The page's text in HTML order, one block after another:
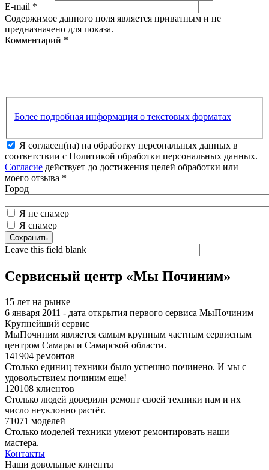
E-mail *
Содержимое данного поля является приватным и не
предназначено для показа.
Комментарий *
Более подробная информация о текстовых форматах
Я согласен(на) на обработку персональных данных в
соответствии с Политикой обработки персональных данных.
Согласие действует до достижения целей обработки или
моего отзыва *
Город
Я не спамер
Я спамер
Leave this field blank
Сервисный центр «Мы Починим»
15 лет на рынке
6 января 2011 - дата открытия первого сервиса МыПочиним
Крупнейший сервис
МыПочиним является самым крупным частным сервисным
центром Самары и Самарской области.
141904 ремонтов
Столько единиц техники было успешно починено. И мы с
удовольствием починим еще!
120108 клиентов
Столько людей доверили ремонт своей техники нам и их
число неуклонно растёт.
71071 моделей
Столько моделей техники умеют ремонтировать наши
мастера.
Контакты
Наши довольные клиенты